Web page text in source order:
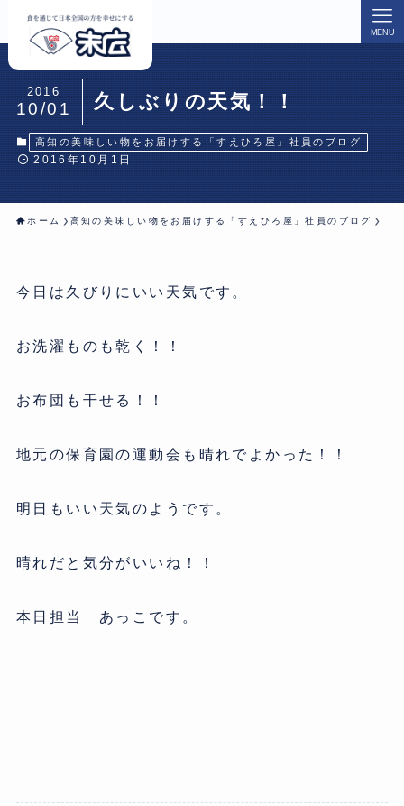
MENU
久しぶりの天気！！
2016
10/01
高知の美味しい物をお届けする「すえひろ屋」社員のブログ
2016年10月1日
ホーム 高知の美味しい物をお届けする「すえひろ屋」社員のブログ
今日は久びりにいい天気です。
お洗濯ものも乾く！！
お布団も干せる！！
地元の保育園の運動会も晴れでよかった！！
明日もいい天気のようです。
晴れだと気分がいいね！！
本日担当 あっこです。